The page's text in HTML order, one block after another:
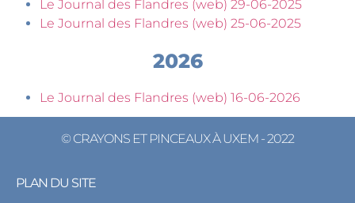
Le Journal des Flandres (web) 29-06-2025
Le Journal des Flandres (web) 25-06-2025
2026
Le Journal des Flandres (web) 16-06-2026
© CRAYONS ET PINCEAUX À UXEM - 2022
PLAN DU SITE